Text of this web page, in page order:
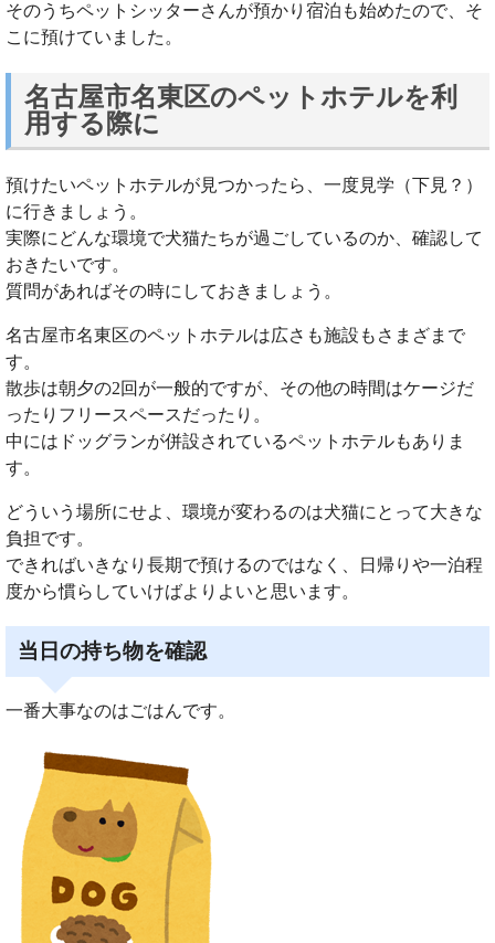
そのうちペットシッターさんが預かり宿泊も始めたので、そ
こに預けていました。
名古屋市名東区のペットホテルを利
用する際に
預けたいペットホテルが見つかったら、一度見学（下見？）
に行きましょう。
実際にどんな環境で犬猫たちが過ごしているのか、確認して
おきたいです。
質問があればその時にしておきましょう。
名古屋市名東区のペットホテルは広さも施設もさまざまで
す。
散歩は朝夕の2回が一般的ですが、その他の時間はケージだ
ったりフリースペースだったり。
中にはドッグランが併設されているペットホテルもありま
す。
どういう場所にせよ、環境が変わるのは犬猫にとって大きな
負担です。
できればいきなり長期で預けるのではなく、日帰りや一泊程
度から慣らしていけばよりよいと思います。
当日の持ち物を確認
一番大事なのはごはんです。